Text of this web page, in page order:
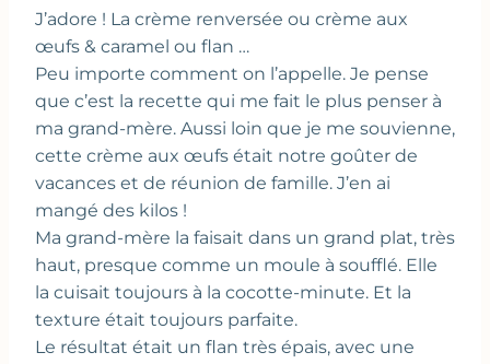
J’adore ! La crème renversée ou crème aux
œufs & caramel ou flan …
Peu importe comment on l’appelle. Je pense
que c’est la recette qui me fait le plus penser à
ma grand-mère. Aussi loin que je me souvienne,
cette crème aux œufs était notre goûter de
vacances et de réunion de famille. J’en ai
mangé des kilos !
Ma grand-mère la faisait dans un grand plat, très
haut, presque comme un moule à soufflé. Elle
la cuisait toujours à la cocotte-minute. Et la
texture était toujours parfaite.
Le résultat était un flan très épais, avec une